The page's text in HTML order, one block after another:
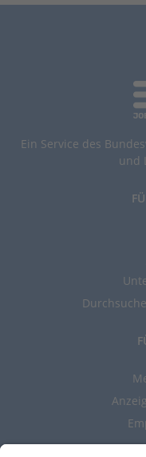
Ein Service des
und